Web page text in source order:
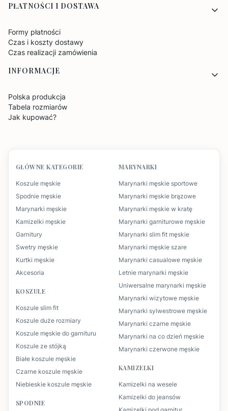
PŁATNOŚCI I DOSTAWA
Formy płatności
Czas i koszty dostawy
Czas realizacji zamówienia
INFORMACJE
Polska produkcja
Tabela rozmiarów
Jak kupować?
GŁÓWNE KATEGORIE
Koszule męskie
Spodnie męskie
Marynarki męskie
Kamizelki męskie
Garnitury
Swetry męskie
Kurtki męskie
Akcesoria
KOSZULE
Koszule slim fit
Koszule duże rozmiary
Koszule męskie do garnituru
Koszule ze stójką
Białe koszule męskie
Czarne koszule męskie
Niebieskie koszule męskie
SPODNIE
MARYNARKI
Marynarki męskie sportowe
Marynarki męskie brązowe
Marynarki męskie w kratę
Marynarki garniturowe męskie
Marynarki slim fit męskie
Marynarki męskie szare
Marynarki casualowe męskie
Letnie marynarki męskie
Uniwersalne marynarki męskie
Marynarki wizytowe męskie
Marynarki sylwestrowe męskie
Marynarki czarne męskie
Marynarki na co dzień męskie
Marynarki czerwone męskie
KAMIZELKI
Kamizelki na wesele
Kamizelki do jeansów